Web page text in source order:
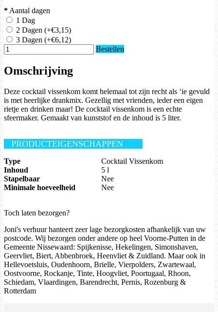
* Aantal dagen
1 Dag
2 Dagen (+€3,15)
3 Dagen (+€6,12)
Bestellen
Omschrijving
Deze cocktail vissenkom komt helemaal tot zijn recht als ‘ie gevuld
is met heerlijke drankmix. Gezellig met vrienden, ieder een eigen
rietje en drinken maar! De cocktail vissenkom is een echte
sfeermaker. Gemaakt van kunststof en de inhoud is 5 liter.
PRODUCTEIGENSCHAPPEN
Type
Cocktail Vissenkom
Inhoud
5 l
Stapelbaar
Nee
Minimale hoeveelheid
Nee
Toch laten bezorgen?
Joni's verhuur hanteert zeer lage bezorgkosten afhankelijk van uw
postcode. Wij bezorgen onder andere op heel Voorne-Putten in de
Gemeente Nissewaard: Spijkenisse, Hekelingen, Simonshaven,
Geervliet, Biert, Abbenbroek, Heenvliet & Zuidland. Maar ook in
Hellevoetsluis, Oudenhoorn, Brielle, Vierpolders, Zwartewaal,
Oostvoorne, Rockanje, Tinte, Hoogvliet, Poortugaal, Rhoon,
Schiedam, Vlaardingen, Barendrecht, Pernis, Rozenburg &
Rotterdam